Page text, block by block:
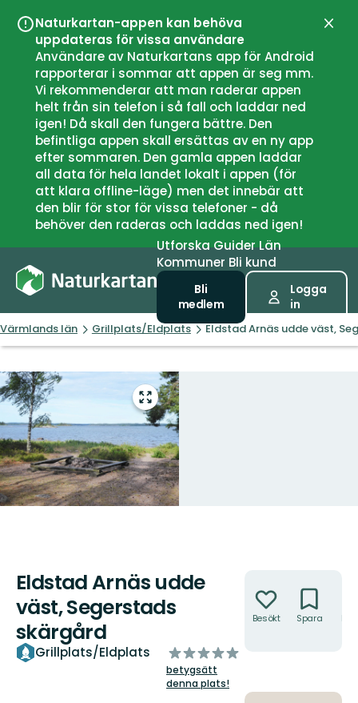
Naturkartan-appen kan behöva
uppdateras för vissa användare
Användare av Naturkartans app för Android
rapporterar i sommar att appen är seg mm.
Vi rekommenderar att man raderar appen
helt från sin telefon i så fall och laddar ned
igen! Då skall den fungera bättre. Den
befintliga appen skall ersättas av en ny app
efter sommaren. Den gamla appen laddar
all data för hela landet lokalt i appen (för
att klara offline-läge) men det innebär att
den blir för stor för vissa telefoner - då
behöver den raderas och laddas ned igen!
UtforskaGuiderLän
Kommuner Bli kund
Bli
medlem
Logga
in
Värmlands län Grillplats/Eldplats Eldstad Arnäs udde väst,
Gå
till
helskärmsläge
Eldstad Arnäs udde
väst, Segerstads
skärgård
Grillplats/Eldplats
av
5
stjärnor
betygsätt
denna plats!
Besökt Spara